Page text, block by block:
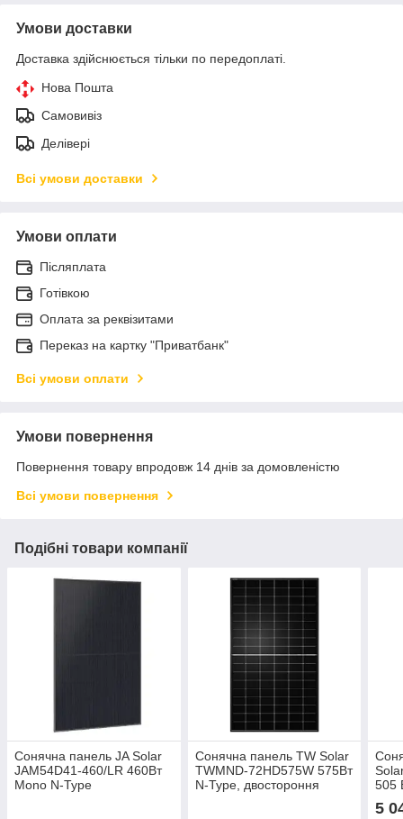
Умови доставки
Доставка здійснюється тільки по передоплаті.
Нова Пошта
Самовивіз
Делівері
Всі умови доставки
Умови оплати
Післяплата
Готівкою
Оплата за реквізитами
Переказ на картку "Приватбанк"
Всі умови оплати
Умови повернення
Повернення товару впродовж 14 днів за домовленістю
Всі умови повернення
Подібні товари компанії
Сонячна панель JA Solar
JAM54D41-460/LR 460Вт
Mono N-Type
Сонячна панель TW Solar
TWMND-72HD575W 575Вт
N-Type, двостороння
505
5